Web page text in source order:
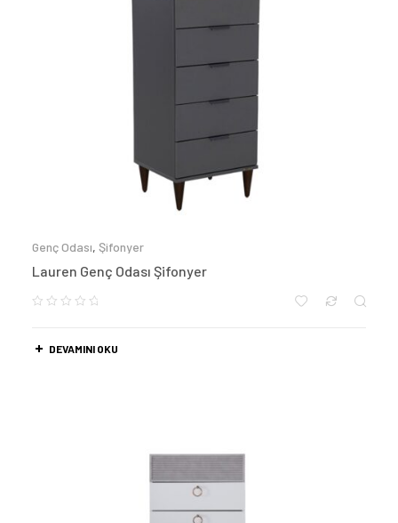
Genç Odası, Şifonyer
Lauren Genç Odası Şifonyer
DEVAMINI OKU